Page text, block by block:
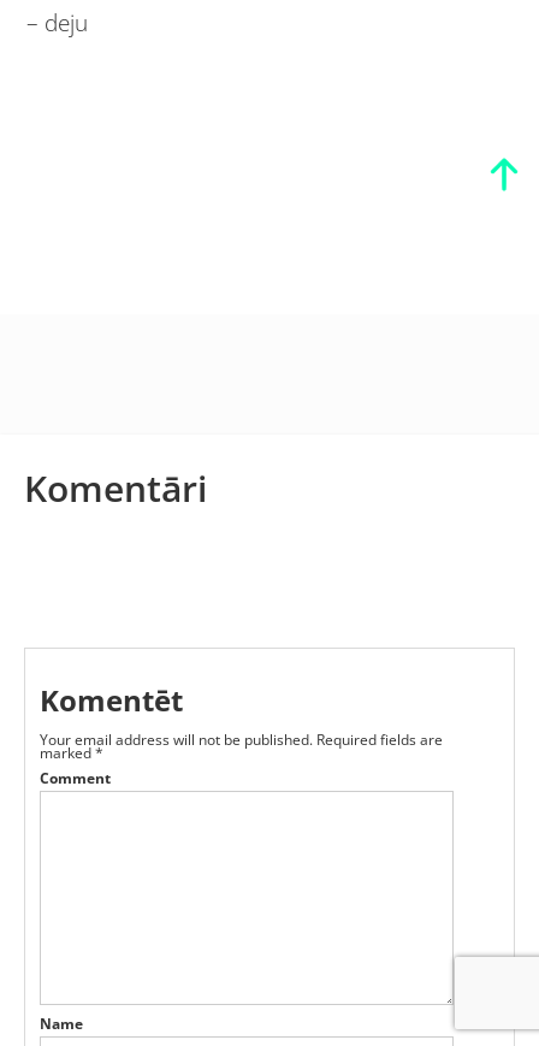
– deju
Komentāri
Komentēt
Your email address will not be published. Required fields are
marked*
Comment
Name